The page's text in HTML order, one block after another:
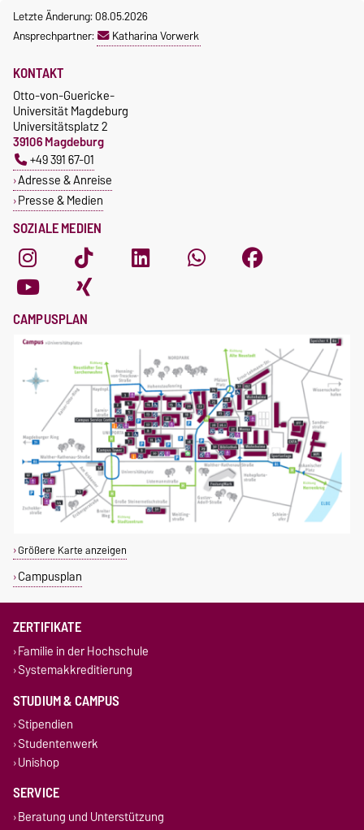
Letzte Änderung: 08.05.2026
Ansprechpartner:
Katharina Vorwerk
SOZIALE MEDIEN
KONTAKT
Otto-von-Guericke-
Universität Magdeburg
Universitätsplatz 2
39106 Magdeburg
+49 391 67-01
Adresse & Anreise
Presse & Medien
CAMPUSPLAN
Größere Karte anzeigen
Campusplan
ZERTIFIKATE
Familie in der Hochschule
Systemakkreditierung
STUDIUM & CAMPUS
Stipendien
Studentenwerk
Unishop
SERVICE
Beratung und Unterstützung